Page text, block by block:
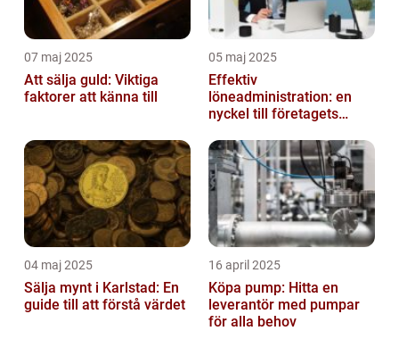
07 maj 2025
Att sälja guld: Viktiga
faktorer att känna till
05 maj 2025
Effektiv
löneadministration: en
nyckel till företagets
04 maj 2025
Sälja mynt i Karlstad: En
guide till att förstå värdet
16 april 2025
Köpa pump: Hitta en
leverantör med pumpar
för alla behov